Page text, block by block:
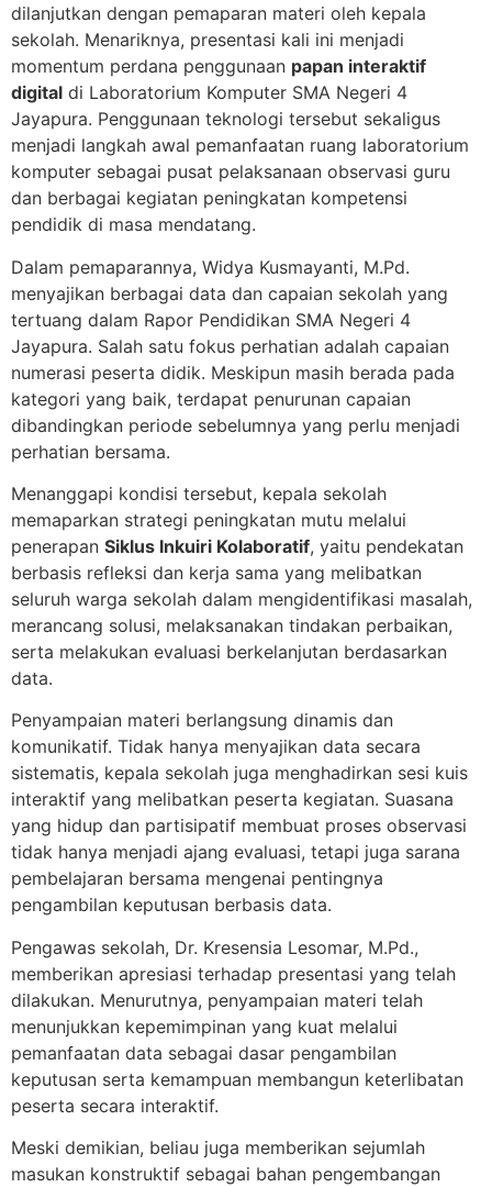
dilanjutkan dengan pemaparan materi oleh kepala
sekolah. Menariknya, presentasi kali ini menjadi
momentum perdana penggunaan papan interaktif
digital di Laboratorium Komputer SMA Negeri 4
Jayapura. Penggunaan teknologi tersebut sekaligus
menjadi langkah awal pemanfaatan ruang laboratorium
komputer sebagai pusat pelaksanaan observasi guru
dan berbagai kegiatan peningkatan kompetensi
pendidik di masa mendatang.
Dalam pemaparannya, Widya Kusmayanti, M.Pd.
menyajikan berbagai data dan capaian sekolah yang
tertuang dalam Rapor Pendidikan SMA Negeri 4
Jayapura. Salah satu fokus perhatian adalah capaian
numerasi peserta didik. Meskipun masih berada pada
kategori yang baik, terdapat penurunan capaian
dibandingkan periode sebelumnya yang perlu menjadi
perhatian bersama.
Menanggapi kondisi tersebut, kepala sekolah
memaparkan strategi peningkatan mutu melalui
penerapan Siklus Inkuiri Kolaboratif, yaitu pendekatan
berbasis refleksi dan kerja sama yang melibatkan
seluruh warga sekolah dalam mengidentifikasi masalah,
merancang solusi, melaksanakan tindakan perbaikan,
serta melakukan evaluasi berkelanjutan berdasarkan
data.
Penyampaian materi berlangsung dinamis dan
komunikatif. Tidak hanya menyajikan data secara
sistematis, kepala sekolah juga menghadirkan sesi kuis
interaktif yang melibatkan peserta kegiatan. Suasana
yang hidup dan partisipatif membuat proses observasi
tidak hanya menjadi ajang evaluasi, tetapi juga sarana
pembelajaran bersama mengenai pentingnya
pengambilan keputusan berbasis data.
Pengawas sekolah, Dr. Kresensia Lesomar, M.Pd.,
memberikan apresiasi terhadap presentasi yang telah
dilakukan. Menurutnya, penyampaian materi telah
menunjukkan kepemimpinan yang kuat melalui
pemanfaatan data sebagai dasar pengambilan
keputusan serta kemampuan membangun keterlibatan
peserta secara interaktif.
Meski demikian, beliau juga memberikan sejumlah
masukan konstruktif sebagai bahan pengembangan